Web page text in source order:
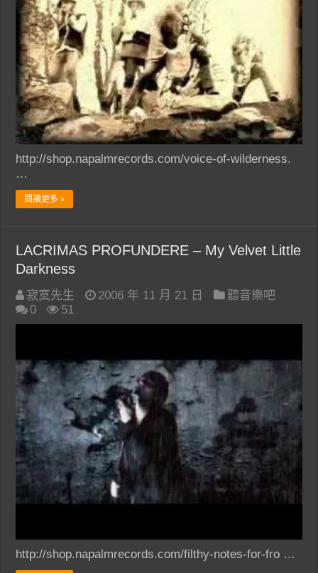
http://shop.napalmrecords.com/voice-of-wilderness.
…
閱讀更多 »
LACRIMAS PROFUNDERE – My Velvet Little
Darkness
寂寞先生 2006 年 11 月 21 日
聽音樂吧
0
51
http://shop.napalmrecords.com/filthy-notes-for-fro …